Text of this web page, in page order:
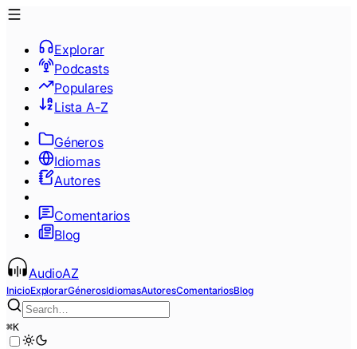
Explorar
Podcasts
Populares
Lista A-Z
Géneros
Idiomas
Autores
Comentarios
Blog
AudioAZ
InicioExplorarGénerosIdiomasAutoresComentariosBlog
⌘K